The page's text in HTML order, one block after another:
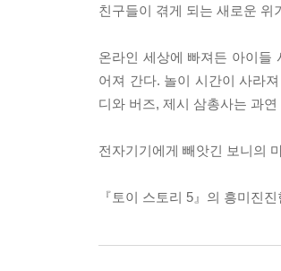
친구들이 겪게 되는 새로운 위
온라인 세상에 빠져든 아이들
어져 간다. 놀이 시간이 사라
디와 버즈, 제시 삼총사는 과
전자기기에게 빼앗긴 보니의
『토이 스토리 5』의 흥미진